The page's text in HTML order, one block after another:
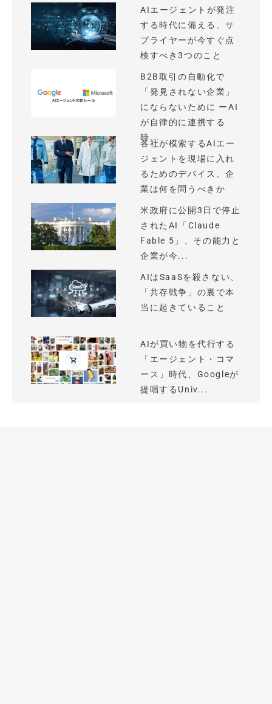
AIエージェントが発注
する時代に備える、サ
プライヤーが今すぐ点
検すべき3つのこと
B2B取引の自動化で
「発見されない企業」
にならないために ーAI
が自律的に連携する
時...
各社が模索するAIエー
ジェントを現場に入れ
るためのデバイス、企
業は何を問うべきか
米政府に公開3日で停止
されたAI「Claude
Fable 5」、その能力と
企業が今...
AIはSaaSを殺さない、
「共存戦争」の裏で本
当に起きていること
AIが買い物を代行する
「エージェント・コマ
ース」時代、Googleが
提唱するUniv...